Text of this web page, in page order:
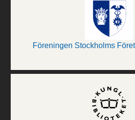
Föreningen Stockholms